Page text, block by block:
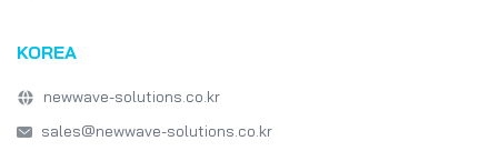
KOREA
newwave-solutions.co.kr
sales@newwave-solutions.co.kr